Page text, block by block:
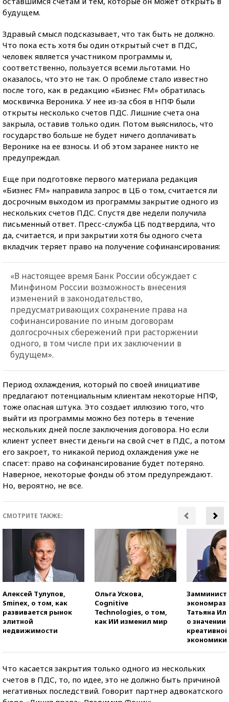
будущем.
Здравый смысл подсказывает, что так быть не должно.
Что пока есть хотя бы один открытый счет в ПДС,
человек является участником программы и,
соответственно, пользуется всеми льготами. Но
оказалось, что это не так. О проблеме стало известно
после того, как в редакцию «Бизнес FM» обратилась
москвичка Вероника. У нее из-за сбоя в НПФ были
открыты несколько счетов ПДС. Лишние счета она
закрыла, оставив только один. Потом выяснилось, что
государство больше не будет ничего доплачивать
Веронике на ее взносы. И об этом заранее никто не
предупреждал.
Еще при подготовке первого материала редакция
«Бизнес FM» направила запрос в ЦБ о том, считается ли
досрочным выходом из программы закрытие одного из
нескольких счетов ПДС. Спустя две недели получила
письменный ответ. Пресс-служба ЦБ подтвердила, что
да, считается, и при закрытии хотя бы одного счета
вкладчик теряет право на получение софинансирования:
«В настоящее время Банк России обсуждает с
Минфином России возможность внесения
изменений в законодательство,
предусматривающих сохранение права на
софинансирование по иным договорам
долгосрочных сбережений при расторжении
одного, в том числе при их заключении в
будущем».
Период охлаждения, который по своей инициативе
предлагают потенциальным клиентам некоторые НПФ,
тоже опасная штука. Это создает иллюзию того, что
выйти из программы можно без потерь в течение
нескольких дней после заключения договора. Но если
клиент успеет внести деньги на свой счет в ПДС, а потом
его закроет, то никакой период охлаждения уже не
спасет: право на софинансирование будет потеряно.
Наверное, некоторые фонды об этом предупреждают.
Но, вероятно, не все.
СМОТРИТЕ ТАКЖЕ:
Алексей Тулупов,
Sminex, о том, как
развивается рынок
элитной
недвижимости
Ольга Ускова,
Cognitive
Technologies, о том,
как ИИ изменил мир
Татьяна
о значении
креативной
экономики
Что касается закрытия только одного из нескольких
счетов в ПДС, то, по идее, это не должно быть причиной
негативных последствий. Говорит партнер адвокатского